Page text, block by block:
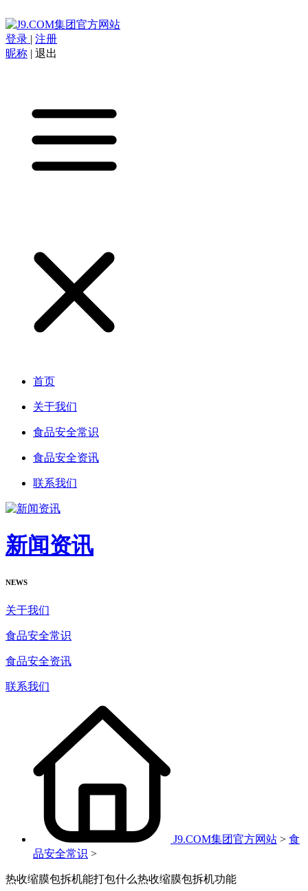
登录 | 注册
昵称 | 退出
首页
关于我们
食品安全常识
食品安全资讯
联系我们
新闻资讯
NEWS
关于我们
食品安全常识
食品安全资讯
联系我们
J9.COM集团官方网站 > 食
品安全常识 >
热收缩膜包拆机能打包什么热收缩膜包拆机功能